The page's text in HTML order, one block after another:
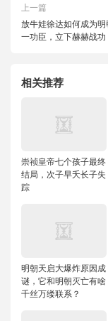
上一篇
放牛娃徐达如何成为
一功臣，立下赫赫战功
相关推荐
崇祯皇帝七个孩子最终
结局，次子早夭长子失
踪
明朝天启大爆炸原因成
谜，它和明朝灭亡有啥
千丝万缕联系？